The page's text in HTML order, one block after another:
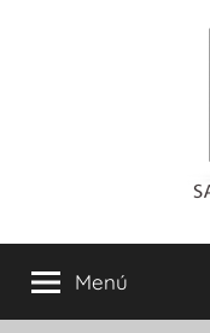
Sahara
Noticias
Menú